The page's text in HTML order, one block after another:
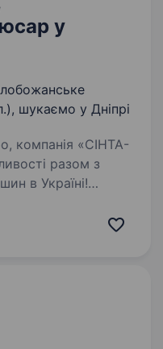
у
шукаємо у Дніпрі
разом з
в Україні!
активно